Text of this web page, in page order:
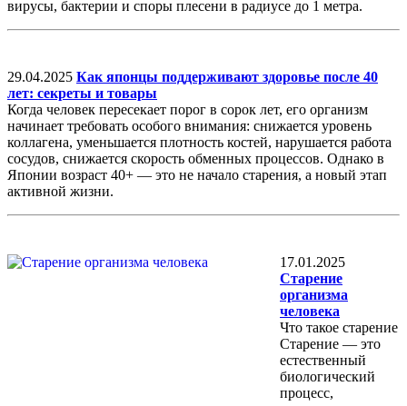
вирусы, бактерии и споры плесени в радиусе до 1 метра.
29.04.2025 Как японцы поддерживают здоровье после 40
лет: секреты и товары
Когда человек пересекает порог в сорок лет, его организм
начинает требовать особого внимания: снижается уровень
коллагена, уменьшается плотность костей, нарушается работа
сосудов, снижается скорость обменных процессов. Однако в
Японии возраст 40+ — это не начало старения, а новый этап
активной жизни.
17.01.2025
Старение
организма
человека
Что такое старение
Старение — это
естественный
биологический
процесс,